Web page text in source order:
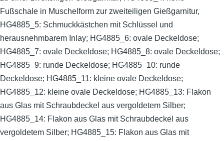
Fußschale in Muschelform zur zweiteiligen Gießgarnitur,
HG4885_5: Schmuckkästchen mit Schlüssel und
herausnehmbarem Inlay; HG4885_6: ovale Deckeldose;
HG4885_7: ovale Deckeldose; HG4885_8: ovale Deckeldose;
HG4885_9: runde Deckeldose; HG4885_10: runde
Deckeldose; HG4885_11: kleine ovale Deckeldose;
HG4885_12: kleine ovale Deckeldose; HG4885_13: Flakon
aus Glas mit Schraubdeckel aus vergoldetem Silber;
HG4885_14: Flakon aus Glas mit Schraubdeckel aus
vergoldetem Silber; HG4885_15: Flakon aus Glas mit